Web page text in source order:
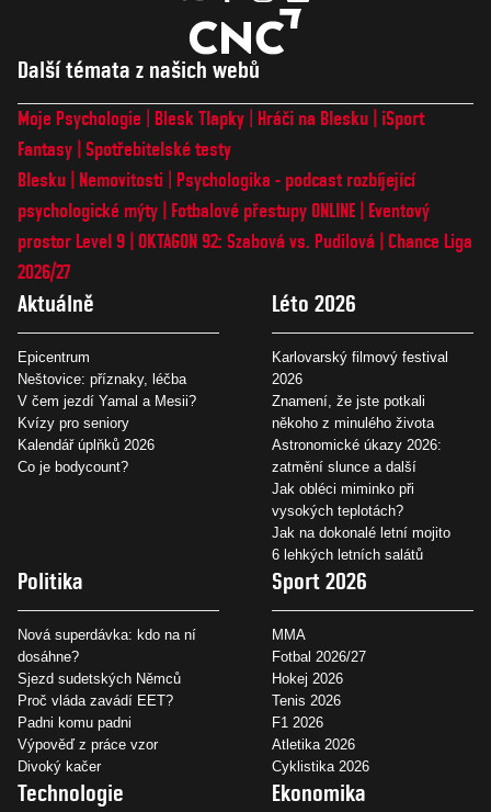
Další témata z našich webů
Moje Psychologie Blesk Tlapky Hráči na Blesku
iSport
Fantasy Spotřebitelské testy
Blesku
Nemovitosti
Psychologika - podcast rozbíjející
psychologické mýty
Fotbalové přestupy ONLINE
Eventový
prostor Level 9 OKTAGON 92: Szabová vs. Pudilová
Chance Liga
2026/27
Aktuálně
Epicentrum
Neštovice: příznaky, léčba
V čem jezdí Yamal a Mesii?
Kvízy pro seniory
Kalendář úplňků 2026
Co je bodycount?
Léto 2026
Karlovarský filmový festival
2026
Znamení, že jste potkali
někoho z minulého života
Astronomické úkazy 2026:
zatmění slunce a další
Jak obléci miminko při
vysokých teplotách?
Jak na dokonalé letní mojito
6 lehkých letních salátů
Politika
Nová superdávka: kdo na ní
dosáhne?
Sjezd sudetských Němců
Proč vláda zavádí EET?
Padni komu padni
Výpověď z práce vzor
Divoký kačer
Sport 2026
MMA
Fotbal 2026/27
Hokej 2026
Tenis 2026
F1 2026
Atletika 2026
Cyklistika 2026
Technologie Ekonomika